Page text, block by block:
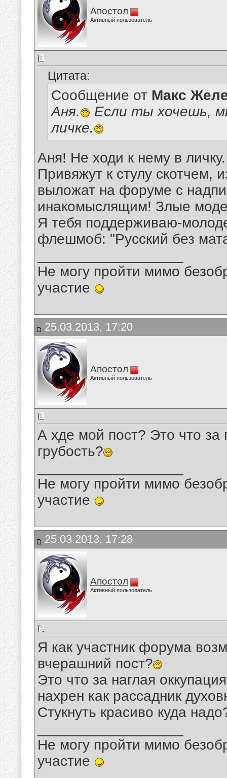
Апостол
Активный пользователь
Цитата:
Сообщение от Макс
Аня.
Если ты хочешь,
личке.
Аня! Не ходи к нему в
Привяжут к стулу скотчем,
выложат на форуме с
инакомыслящим! Злые
Я тебя поддерживаю-
флешмоб: "Русский без
Не могу пройти мимо
участие
25.03.2013, 17:20
Апостол
Активный пользователь
А хде мой пост? Это что за
грубость?
Не могу пройти мимо
участие
25.03.2013, 17:28
Апостол
Активный пользователь
Я как участник форума
вчерашний пост?
Это что за наглая
нахрен как рассадник
Стукнуть красиво куда
Не могу пройти мимо
участие